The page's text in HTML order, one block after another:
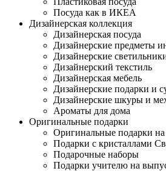
Посуда как в ИКЕА
Дизайнерская коллекция
Дизайнерская посуда
Дизайнерские предметы
Дизайнерские
Дизайнерский текстиль
Дизайнерская мебель
Дизайнерские подарки и
Дизайнерские шкуры и
Ароматы для дома
Оригинальные подарки
Оригинальные подарки
Подарки с кристаллами
Подарочные наборы
Подарки учителю на